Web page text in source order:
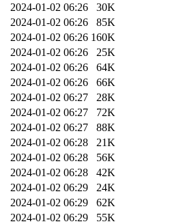
2024-01-02 06:26
30K
2024-01-02 06:26
85K
2024-01-02 06:26 160K
2024-01-02 06:26
25K
2024-01-02 06:26
64K
2024-01-02 06:26
66K
2024-01-02 06:27
28K
2024-01-02 06:27
72K
2024-01-02 06:27
88K
2024-01-02 06:28
21K
2024-01-02 06:28
56K
2024-01-02 06:28
42K
2024-01-02 06:29
24K
2024-01-02 06:29
62K
2024-01-02 06:29
55K